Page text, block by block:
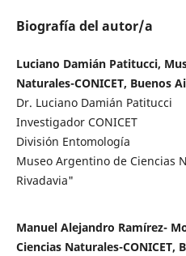
Biografía del autor/a
Luciano Damián Patitucci,
Naturales-CONICET, Buenos
Dr. Luciano Damián Patitucci
Investigador CONICET
División Entomología
Museo Argentino de Ciencias
Rivadavia"
Manuel Alejandro Ramírez-
Ciencias Naturales-CONICET,